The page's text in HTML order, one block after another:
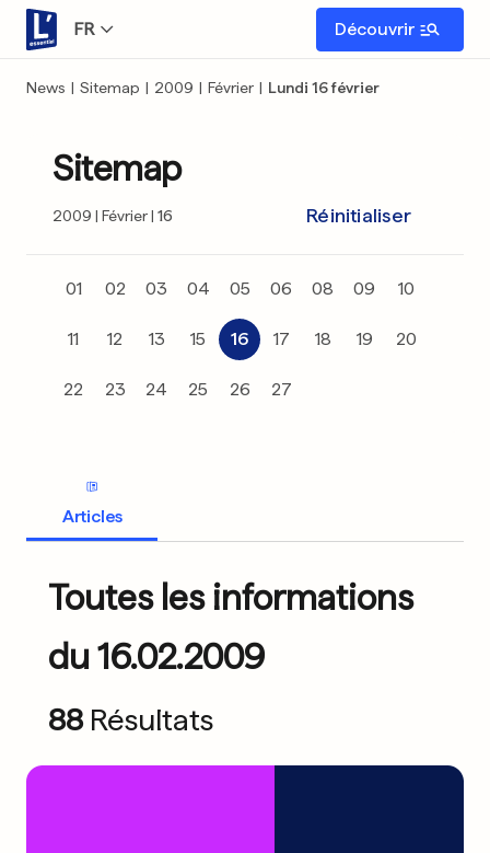
FR Découvrir
News | Sitemap | 2009 | Février | Lundi 16 février
Sitemap
2009 Février 16 Réinitialiser
01 02 03 04 05 06 08 09 10
11 12 13 15 16 17 18 19 20
22 23 24 25 26 27
Articles
Toutes les informations
du 16.02.2009
88 Résultats